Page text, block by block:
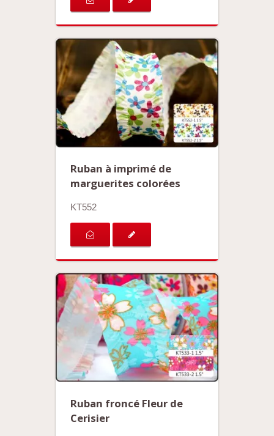
Ruban à imprimé de
marguerites colorées
KT552
Ruban froncé Fleur de
Cerisier